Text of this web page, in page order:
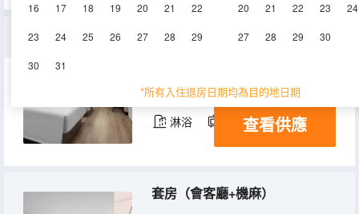
16 17 18 19 20 21 22
23 24 25 26 27 28 29
30 31
20 21 22 23 24
27 28 29 30
*所有入住退房日期均為目的地日期
高級雙床房（恒温馬桶+零壓床墊）
28-30㎡ 3-8層
淋浴 電視機
查看供應
套房（會客廳+機麻）